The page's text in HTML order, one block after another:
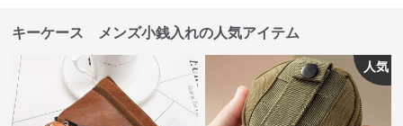
キーケース メンズ小銭入れの人気アイテム
人気